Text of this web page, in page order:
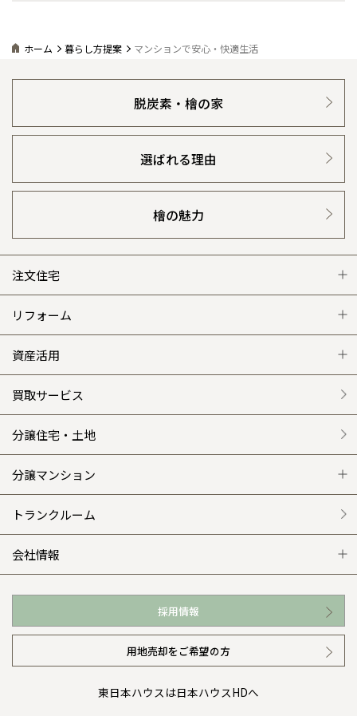
ホーム 暮らし方提案 マンションで安心・快適生活
脱炭素・檜の家
選ばれる理由
檜の魅力
注文住宅
注文住宅 トップ
グレートステージ
クレステージ
施工事例
平屋の家
外観・インテリア集
WEB住宅展示場
お近くの展示場
イベント情報
リフォーム
リフォーム トップ
リフォームメニュー
選ばれる理由
リフォームの流れ
介護保険利用で快適リフォーム
カタログ請求（無料）
資産活用
資産活用 トップ
賃貸併用住宅のメリット
安心のサポートシステム
商品紹介
展示場案内
買取サービス
分譲住宅・土地
分譲マンション
分譲マンション トップ
ワザックとは
高い信頼性
安心の管理体制
トランクルーム
会社情報
会社情報 トップ
ニュースリリース
採用情報
用地売却をご希望の方
東日本ハウスは日本ハウスHDへ